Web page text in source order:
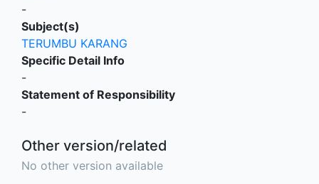
-
Subject(s)
TERUMBU KARANG
Specific Detail Info
-
Statement of Responsibility
-
Other version/related
No other version available